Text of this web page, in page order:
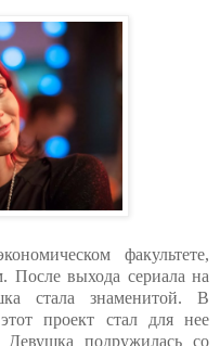
факультете,
После выхода сериала на
стала знаменитой. В
проект стал для нее
подружилась со